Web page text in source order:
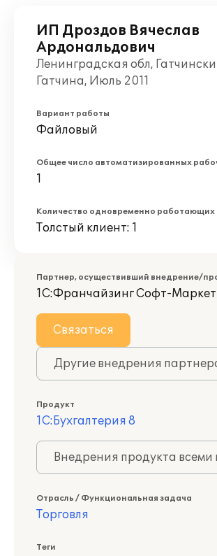
ИП Дроздов Вячеслав
Ардональдович
Ленинградская обл,
Гатчина, Июль 2011
Вариант работы
Файловый
Общее число автоматизированных
1
Количество одновременно работающих
Толстый клиент: 1
Партнер, осуществивший внедрение/
1С:Франчайзинг Софт-Маркет
Связаться
Другие внедрения
Продукт
1С:Бухгалтерия 8
Внедрения продукта
Отрасль / Функциональная задача
Торговля
Теги